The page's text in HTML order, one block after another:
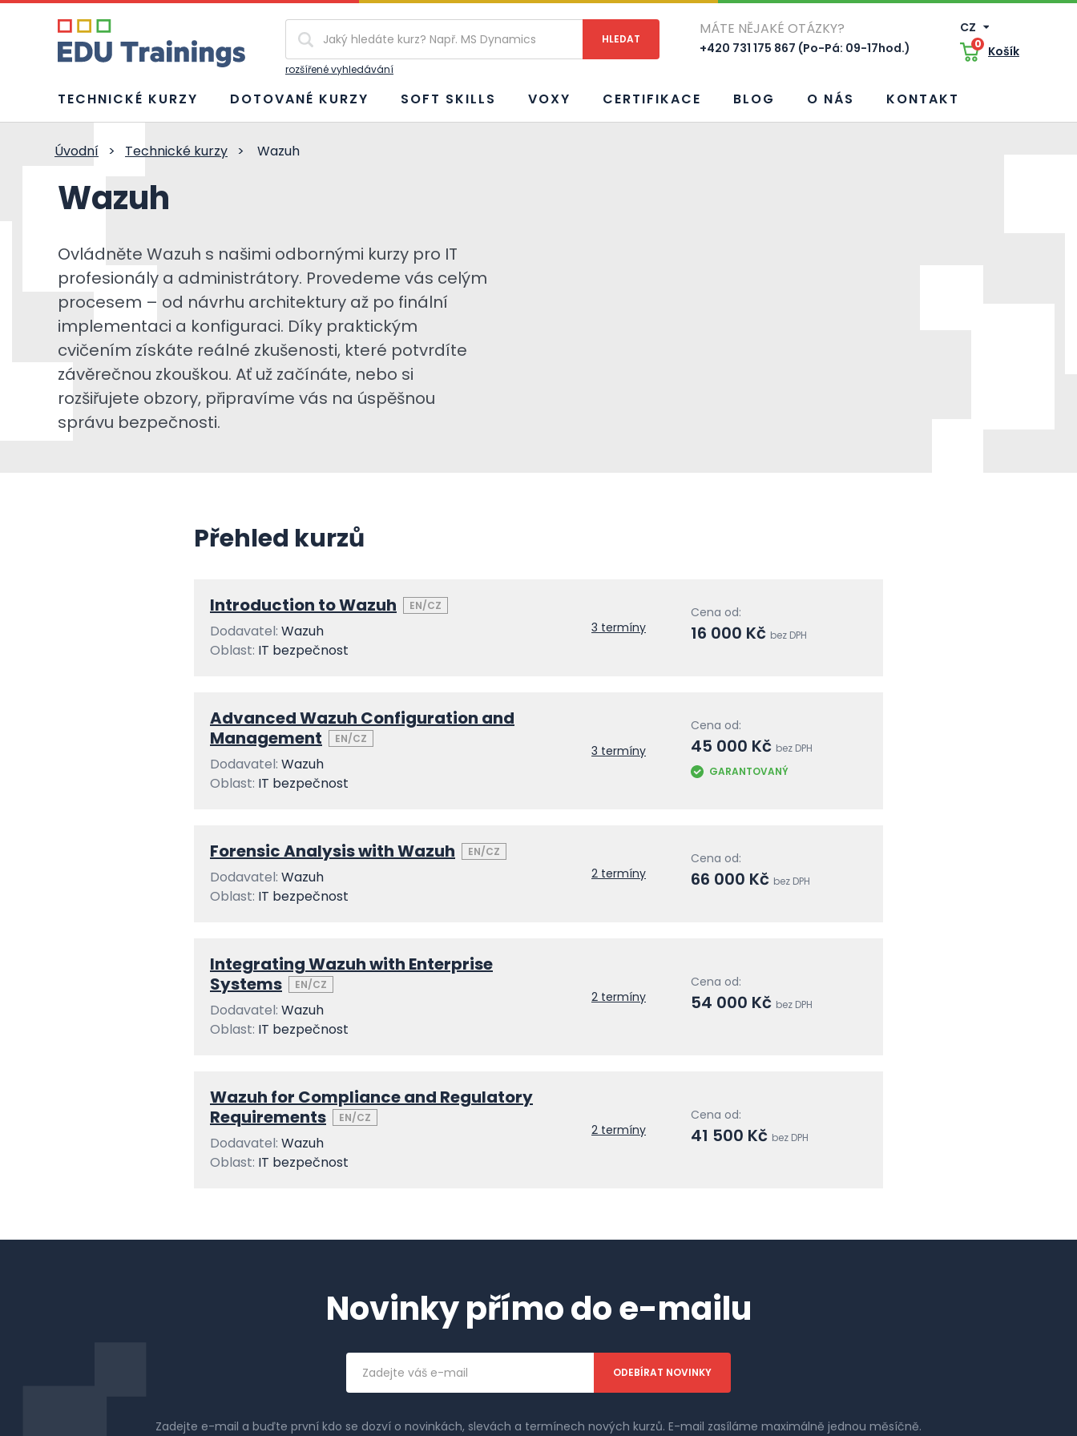
rozšířené vyhledávání
MÁTE NĚJAKÉ OTÁZKY?
+420 731 175 867 (Po-Pá: 09-17hod.)
CZ
0 Košík
TECHNICKÉ KURZY DOTOVANÉ KURZY SOFT SKILLS VOXY CERTIFIKACE BLOG O NÁS KONTAKT
Úvodní > Technické kurzy > Wazuh
Wazuh
Ovládněte Wazuh s našimi odbornými kurzy pro IT
profesionály a administrátory. Provedeme vás celým
procesem – od návrhu architektury až po finální
implementaci a konfiguraci. Díky praktickým
cvičením získáte reálné zkušenosti, které potvrdíte
závěrečnou zkouškou. Ať už začínáte, nebo si
rozšiřujete obzory, připravíme vás na úspěšnou
správu bezpečnosti.
Přehled kurzů
Introduction to Wazuh EN/CZ
Dodavatel: Wazuh
Oblast: IT bezpečnost
3 termíny
Cena od:
16 000 Kč bez DPH
Advanced Wazuh Configuration and
Management
EN/CZ
Dodavatel: Wazuh
Oblast: IT bezpečnost
3 termíny
Cena od:
45 000 Kč bez DPH
GARANTOVANÝ
Forensic Analysis with Wazuh EN/CZ
Dodavatel: Wazuh
Oblast: IT bezpečnost
2 termíny
Cena od:
66 000 Kč bez DPH
Integrating Wazuh with Enterprise
Systems
EN/CZ
Dodavatel: Wazuh
Oblast: IT bezpečnost
2 termíny
Cena od:
54 000 Kč bez DPH
Wazuh for Compliance and Regulatory
Requirements
EN/CZ
Dodavatel: Wazuh
Oblast: IT bezpečnost
2 termíny
Cena od:
41 500 Kč bez DPH
Novinky přímo do e-mailu
Emailová
adresa
Zadejte e-mail a buďte první kdo se dozví o novinkách, slevách a termínech nových kurzů. E-mail zasíláme maximálně jednou měsíčně.